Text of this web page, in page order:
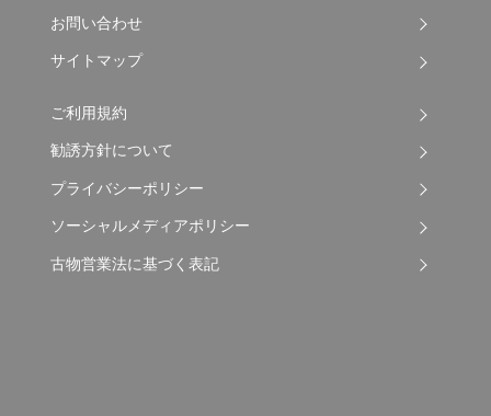
お問い合わせ
サイトマップ
ご利用規約
勧誘方針について
プライバシーポリシー
ソーシャルメディアポリシー
古物営業法に基づく表記